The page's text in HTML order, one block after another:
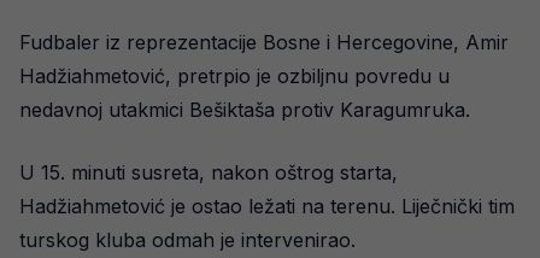
Fudbaler iz reprezentacije Bosne i Hercegovine, Amir
Hadžiahmetović, pretrpio je ozbiljnu povredu u
nedavnoj utakmici Bešiktaša protiv Karagumruka.
U 15. minuti susreta, nakon oštrog starta,
Hadžiahmetović je ostao ležati na terenu. Liječnički tim
turskog kluba odmah je intervenirao.